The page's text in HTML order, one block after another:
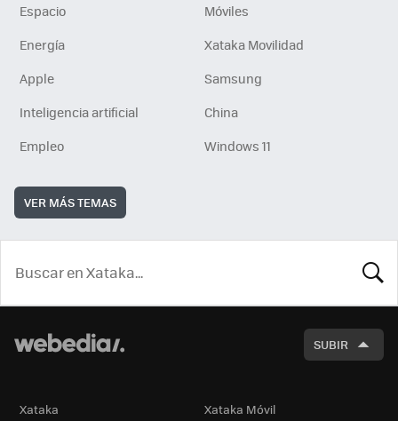
Espacio
Móviles
Energía
Xataka Movilidad
Apple
Samsung
Inteligencia artificial
China
Empleo
Windows 11
VER MÁS TEMAS
SUBIR
Xataka Xataka Móvil